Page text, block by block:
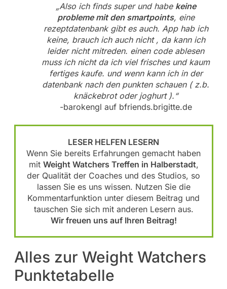
„Also ich finds super und habe keine
probleme mit den smartpoints, eine
rezeptdatenbank gibt es auch. App hab ich
keine, brauch ich auch nicht , da kann ich
leider nicht mitreden. einen code ablesen
muss ich nicht da ich viel frisches und kaum
fertiges kaufe. und wenn kann ich in der
datenbank nach den punkten schauen ( z.b.
knäckebrot oder joghurt ).“
-barokengl auf bfriends.brigitte.de
LESER HELFEN LESERN
Wenn Sie bereits Erfahrungen gemacht haben
mit Weight Watchers Treffen in Halberstadt,
der Qualität der Coaches und des Studios, so
lassen Sie es uns wissen. Nutzen Sie die
Kommentarfunktion unter diesem Beitrag und
tauschen Sie sich mit anderen Lesern aus.
Wir freuen uns auf Ihren Beitrag!
Alles zur Weight Watchers
Punktetabelle